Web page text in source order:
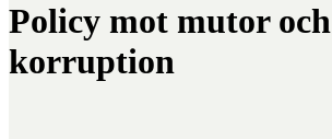
Policy mot mutor och
korruption